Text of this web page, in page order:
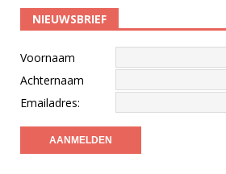
NIEUWSBRIEF
Voornaam
Achternaam
Emailadres: